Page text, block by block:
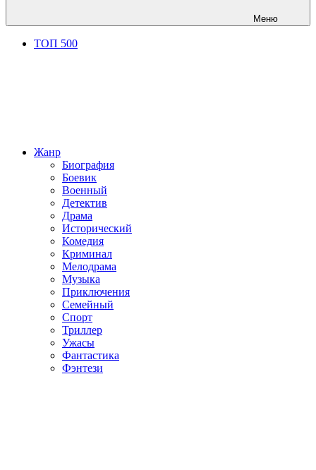
Меню
ТОП 500
Жанр
Биография
Боевик
Военный
Детектив
Драма
Исторический
Комедия
Криминал
Мелодрама
Музыка
Приключения
Семейный
Спорт
Триллер
Ужасы
Фантастика
Фэнтези